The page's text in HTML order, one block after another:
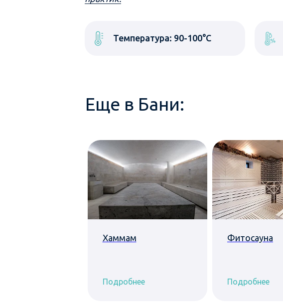
Температура: 90-100°С
Еще в Бани:
Хаммам
Подробнее
Фитосауна
Подробнее